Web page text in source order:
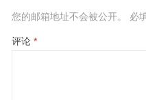
您的邮箱地址不会被公开。 必
评论 *